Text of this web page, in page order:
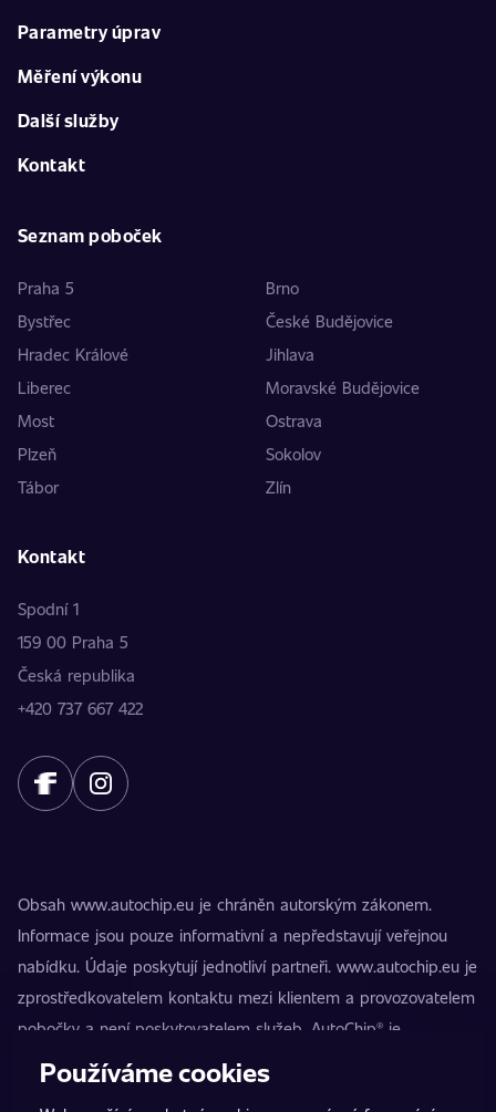
Parametry úprav
Měření výkonu
Další služby
Kontakt
Seznam poboček
Praha 5
Brno
Bystřec
České Budějovice
Hradec Králové
Jihlava
Liberec
Moravské Budějovice
Most
Ostrava
Plzeň
Sokolov
Tábor
Zlín
Kontakt
Spodní 1
159 00 Praha 5
Česká republika
+420 737 667 422
Obsah www.autochip.eu je chráněn autorským zákonem.
Informace jsou pouze informativní a nepředstavují veřejnou
nabídku. Údaje poskytují jednotliví partneři. www.autochip.eu je
zprostředkovatelem kontaktu mezi klientem a provozovatelem
pobočky a není poskytovatelem služeb. AutoChip® je
registrovaná ochranná známka Petra Kučery. Úpravy, které
Používáme cookies